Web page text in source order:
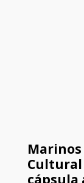
Cultural
cápsula